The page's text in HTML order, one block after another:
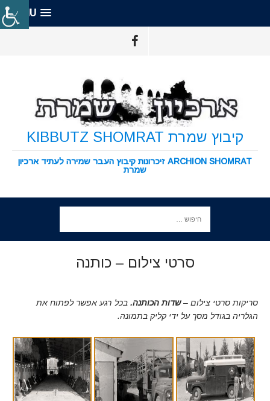
MENU
קיבוץ שמרת KIBBUTZ SHOMRAT
ARCHION SHOMRAT זיכרונות קיבוץ העבר שמירה לעתיד ארכיון
שמרת
סרטי צילום – כותנה
סריקות סרטי צילום –שדות הכותנה. בכל רגע אפשר לפתוח את
הגלריה בגודל מסך על ידי קליק בתמונה.